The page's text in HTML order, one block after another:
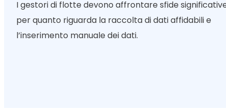
I gestori di flotte devono affrontare sfide
per quanto riguarda la raccolta di dati affidabili e
l’inserimento manuale dei dati.